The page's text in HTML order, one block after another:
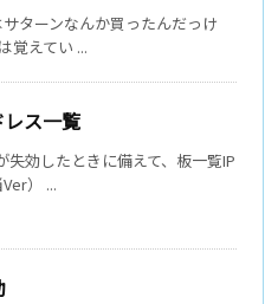
ターンなんか買ったんだっけ
覚えてい ...
ス一覧
失効したときに備えて、板一覧IP
） ...